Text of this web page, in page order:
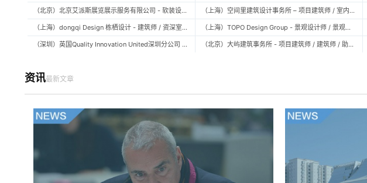
（北京）北京艾派斯展览展示服务有限公司 - 软装设计师 / 陈列设计师
（上海）dongqi Design 栋栖设计 - 建筑师 / 资深室内设计师 / 室内设计师 / 媒体及公共关系主管 / 设计实习生（常年招聘）
（深圳）英国Quality Innovation United深圳分公司 - 建筑设计师 / 资深建筑设计师 / 室内设计师 / 设计实习生
（上海）空间里建筑设计事务所 – 项目建筑师 / 室内设计师 / 实习生（建筑/室内）
（上海）TOPO Design Group - 景观设计师 / 景观后期设计师 / 景观实习生
（北京）大屿建筑事务所 - 项目建筑师 / 建筑师 / 助理建筑师 / 实习建筑师
资讯最新文章